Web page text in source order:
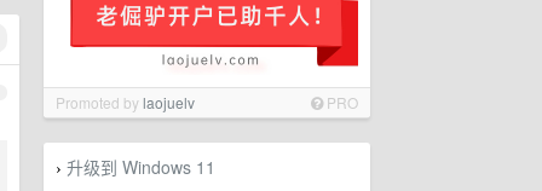
Promoted bylaojuelv PRO
› 升级到 Windows 11